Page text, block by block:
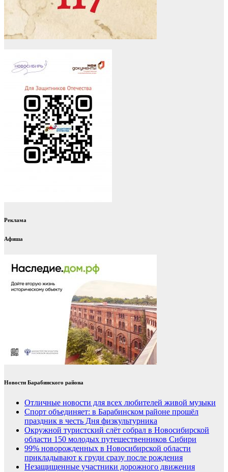
Реклама
Афиша
Новости Барабинского района
Отличные новости для всех любителей живой музыки
Спорт объединяет: в Барабинском районе прошёл
праздник в честь Дня физкультурника
Окружной туристский слёт собрал в Новосибирской
области 150 молодых путешественников Сибири
99% новорожденных в Новосибирской области
прикладывают к груди сразу после рождения
Незащищенные участники дорожного движения